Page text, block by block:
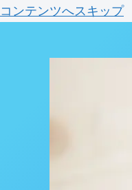
コンテンツへスキップ